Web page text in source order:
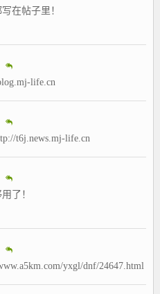
在帖子里！
life.cn
t6j.news.mj-life.cn
了！
yxgl/dnf/24647.html